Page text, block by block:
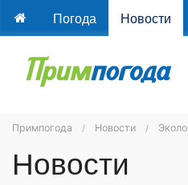
Погода Новости
Примпогода Новости
Новости